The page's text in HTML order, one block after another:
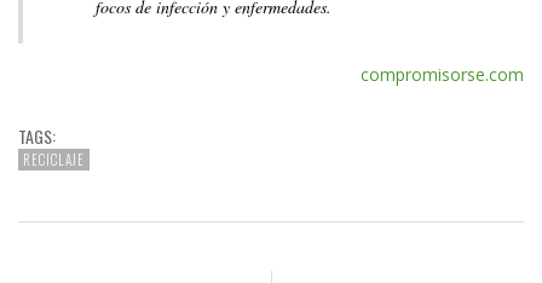
focos de infección y enfermedades.
compromisorse.com
TAGS:
RECICLAJE